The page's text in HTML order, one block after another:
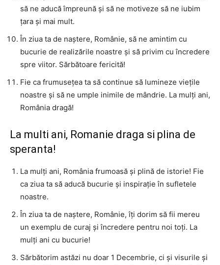
să ne aducă împreună și să ne motiveze să ne iubim
țara și mai mult.
În ziua ta de naștere, Românie, să ne amintim cu
bucurie de realizările noastre și să privim cu încredere
spre viitor. Sărbătoare fericită!
Fie ca frumusețea ta să continue să lumineze viețile
noastre și să ne umple inimile de mândrie. La mulți ani,
România dragă!
La multi ani, Romanie draga si plina de
speranta!
La mulți ani, România frumoasă și plină de istorie! Fie
ca ziua ta să aducă bucurie și inspirație în sufletele
noastre.
În ziua ta de naștere, Românie, îți dorim să fii mereu
un exemplu de curaj și încredere pentru noi toți. La
mulți ani cu bucurie!
Sărbătorim astăzi nu doar 1 Decembrie, ci și visurile și